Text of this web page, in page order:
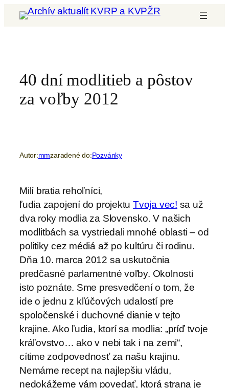
Prejsť
40 dní modlitieb a pôstov
za voľby 2012
Autor:mmzaradené do:Pozvánky
Milí bratia rehoľníci,
ľudia zapojení do projektuTvoja vec! sa už
dva roky modlia za Slovensko. V našich
modlitbách sa vystriedali mnohé oblasti – od
politiky cez médiá až po kultúru či rodinu.
Dňa 10. marca 2012 sa uskutočnia
predčasné parlamentné voľby. Okolnosti
isto poznáte. Sme presvedčení o tom, že
ide o jednu z kľúčových udalostí pre
spoločenské i duchovné dianie v tejto
krajine. Ako ľudia, ktorí sa modlia: „príď tvoje
kráľovstvo… ako v nebi tak i na zemi“,
cítime zodpovednosť za našu krajinu.
Nemáme recept na najlepšiu vládu,
nedokážeme vám povedať, ktorá strana je